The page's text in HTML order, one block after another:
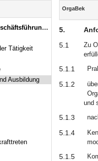
und Organisationsberater
Tätigkeit
Ausbildung
Inhalt
OrgaBek
5.
5.1
Zu
5.1.1
5.1.2
und
5.1.3
5.1.4
5.1.5